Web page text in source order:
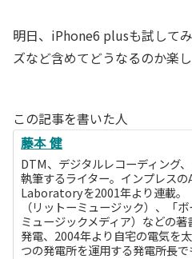
明日、iPhone6 plusも試して
ズなど含めてどうなるのか楽し
この記事を書いた人
藤本 健
DTM、デジタルレコーディング
執筆するライター。インプレス
Laboratoryを2001年より連載。
（リットーミュージック）、「
ミュージックメディア）などの
発電、2004年より自宅の電気を
つの発電所を運用する発電所長で